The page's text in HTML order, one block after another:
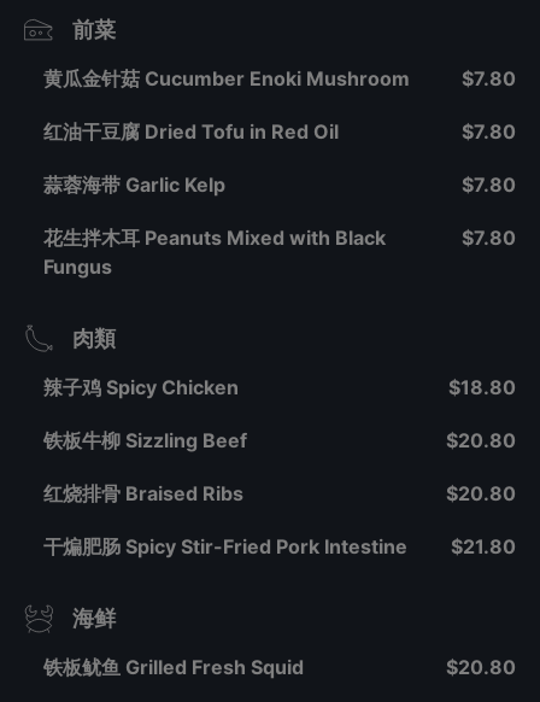
前菜
黄瓜金针菇 Cucumber Enoki Mushroom $7.80
红油干豆腐 Dried Tofu in Red Oil $7.80
蒜蓉海带 Garlic Kelp $7.80
花生拌木耳 Peanuts Mixed with Black
Fungus
$7.80
肉類
辣子鸡 Spicy Chicken $18.80
铁板牛柳 Sizzling Beef $20.80
红烧排骨 Braised Ribs $20.80
干煸肥肠 Spicy Stir-Fried Pork Intestine $21.80
海鲜
铁板鱿鱼 Grilled Fresh Squid $20.80